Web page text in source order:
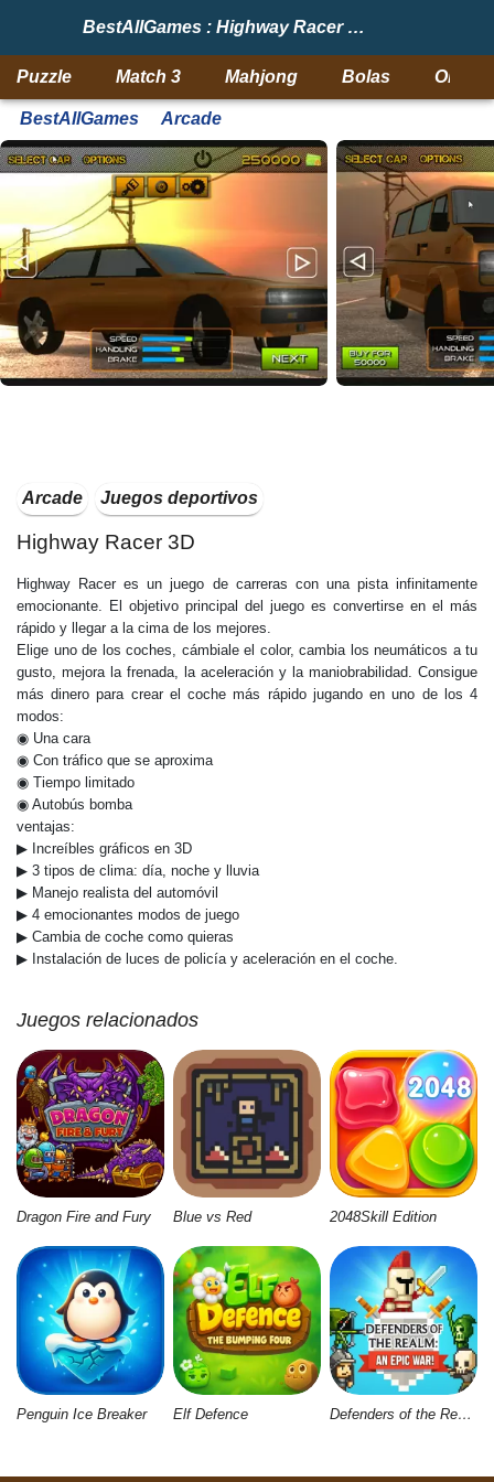
BestAllGames : Highway Racer 3D
Puzzle Match 3 Mahjong Bolas
BestAllGames Arcade
Arcade Juegos deportivos
Highway Racer 3D
Highway Racer es un juego de carreras con una pista infinitamente
emocionante. El objetivo principal del juego es convertirse en el más
rápido y llegar a la cima de los mejores.
Elige uno de los coches, cámbiale el color, cambia los neumáticos a tu
gusto, mejora la frenada, la aceleración y la maniobrabilidad. Consigue
más dinero para crear el coche más rápido jugando en uno de los 4
modos:
◉ Una cara
◉ Con tráfico que se aproxima
◉ Tiempo limitado
◉ Autobús bomba
ventajas:
▶︎ Increíbles gráficos en 3D
▶︎ 3 tipos de clima: día, noche y lluvia
▶︎ Manejo realista del automóvil
▶︎ 4 emocionantes modos de juego
▶︎ Cambia de coche como quieras
▶︎ Instalación de luces de policía y aceleración en el coche.
Juegos relacionados
Dragon Fire and Fury Blue vs Red 2048Skill Edition
Penguin Ice Breaker Elf Defence Defenders of the Realm: An Epic War